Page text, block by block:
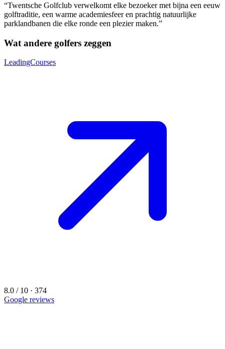
“Twentsche Golfclub verwelkomt elke bezoeker met bijna een eeuw
golftraditie, een warme academiesfeer en prachtig natuurlijke
parklandbanen die elke ronde een plezier maken.”
Wat andere golfers zeggen
LeadingCourses
8.0 / 10 · 374
Google reviews